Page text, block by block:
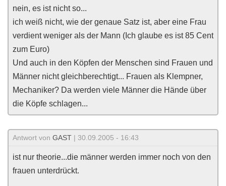
nein, es ist nicht so...
ich weiß nicht, wie der genaue Satz ist, aber eine Frau
verdient weniger als der Mann (Ich glaube es ist 85 Cent
zum Euro)
Und auch in den Köpfen der Menschen sind Frauen und
Männer nicht gleichberechtigt... Frauen als Klempner,
Mechaniker? Da werden viele Männer die Hände über
die Köpfe schlagen...
Antwort von GAST | 30.09.2005 - 16:43
ist nur theorie...die männer werden immer noch von den
frauen unterdrückt.